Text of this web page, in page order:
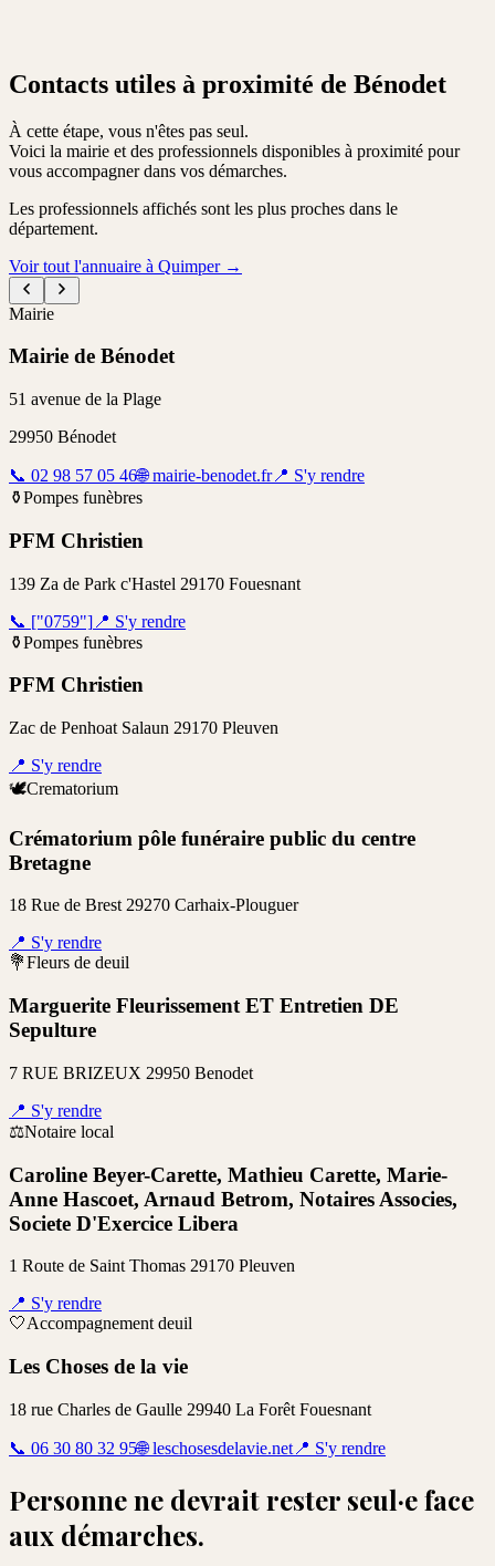
Contacts utiles à proximité de Bénodet
À cette étape, vous n'êtes pas seul.
Voici la mairie et des professionnels disponibles à proximité pour
vous accompagner dans vos démarches.
Les professionnels affichés sont les plus proches dans le
département.
Voir tout l'annuaire à Quimper →
Mairie
Mairie de Bénodet
51 avenue de la Plage
29950 Bénodet
📞 02 98 57 05 46🌐 mairie-benodet.fr📍 S'y rendre
⚱️Pompes funèbres
PFM Christien
139 Za de Park c'Hastel 29170 Fouesnant
📞 ["0759"] 📍 S'y rendre
⚱️Pompes funèbres
PFM Christien
Zac de Penhoat Salaun 29170 Pleuven
📍 S'y rendre
🕊️Crematorium
Crématorium pôle funéraire public du centre
Bretagne
18 Rue de Brest 29270 Carhaix-Plouguer
📍 S'y rendre
💐Fleurs de deuil
Marguerite Fleurissement ET Entretien DE
Sepulture
7 RUE BRIZEUX 29950 Benodet
📍 S'y rendre
⚖️Notaire local
Caroline Beyer-Carette, Mathieu Carette, Marie-
Anne Hascoet, Arnaud Betrom, Notaires Associes,
Societe D'Exercice Libera
1 Route de Saint Thomas 29170 Pleuven
📍 S'y rendre
🤍Accompagnement deuil
Les Choses de la vie
18 rue Charles de Gaulle 29940 La Forêt Fouesnant
📞 06 30 80 32 95🌐 leschosesdelavie.net 📍 S'y rendre
Personne ne devrait rester seul·e face
aux démarches.